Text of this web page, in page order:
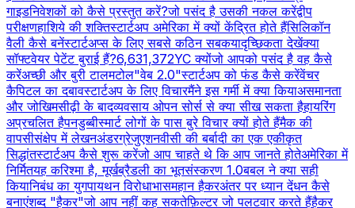
गाइडनिवेशकों को कैसे प्रस्तुत करें?जो पसंद है उसकी नकल करेंद्वीप
परीक्षणहाशिये की शक्तिस्टार्टअप अमेरिका में क्यों केंद्रित होते हैंसिलिकॉन
वैली कैसे बनेंस्टार्टअप्स के लिए सबसे कठिन सबकयादृच्छिकता देखेंक्या
सॉफ्टवेयर पेटेंट बुराई हैं?6,631,372YC क्योंजो आपको पसंद है वह कैसे
करेंअच्छी और बुरी टालमटोल"वेब 2.0"स्टार्टअप को फंड कैसे करेंवेंचर
कैपिटल का दबावस्टार्टअप के लिए विचारमैंने इस गर्मी में क्या कियाअसमानता
और जोखिमसीढ़ी के बादव्यवसाय ओपन सोर्स से क्या सीख सकता हैहायरिंग
अप्रचलित हैपनडुब्बीस्मार्ट लोगों के पास बुरे विचार क्यों होते हैंमैक की
वापसीसंक्षेप में लेखनअंडरग्रेजुएशनवीसी की बर्बादी का एक एकीकृत
सिद्धांतस्टार्टअप कैसे शुरू करेंजो आप चाहते थे कि आप जानते होतेअमेरिका में
निर्मितयह करिश्मा है, मूर्खब्रैडली का भूतसंस्करण 1.0बबल ने क्या सही
कियानिबंध का युगपायथन विरोधाभासमहान हैकरअंतर पर ध्यान देंधन कैसे
बनाएंशब्द "हैकर"जो आप नहीं कह सकतेफ़िल्टर जो पलटवार करते हैंहैकर